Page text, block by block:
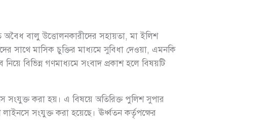
বালু উত্তোলনকারীদের সহায়তা, মা ইলিশ
সাথে মাসিক চুক্তির মাধ্যমে সুবিধা দেওয়া, এমনকি
বিভিন্ন গণমাধ্যমে সংবাদ প্রকাশ হলে বিষয়টি
করা হয়। এ বিষয়ে অতিরিক্ত পুলিশ সুপার
সংযুক্ত করা হয়েছে। ঊর্ধ্বতন কর্তৃপক্ষের